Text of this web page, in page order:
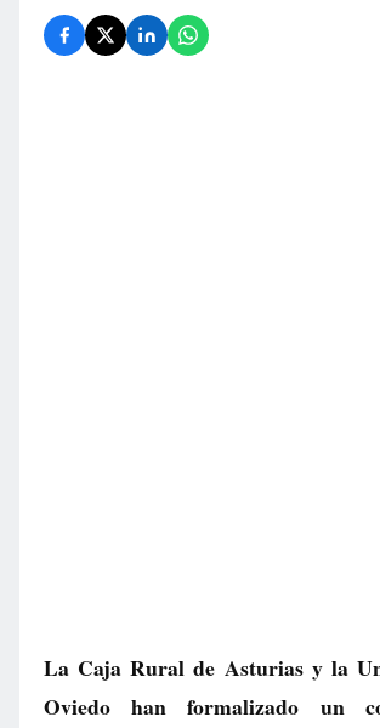
La Caja Rural de Asturias y la
Oviedo han formalizado un